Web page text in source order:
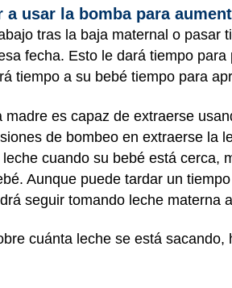
a usar la bomba para
tras la baja maternal o
fecha. Esto le dará tiempo
tiempo a su bebé tiempo para
madre es capaz de extraerse
de bombeo en extraerse la
cuando su bebé está cerca,
Aunque puede tardar un
seguir tomando leche materna
cuánta leche se está